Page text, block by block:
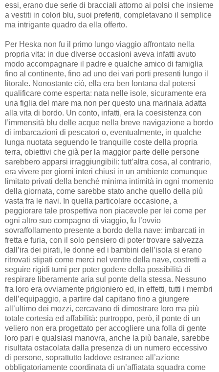
essi, erano due serie di bracciali attorno ai polsi che insieme
a vestiti in colori blu, suoi preferiti, completavano il semplice
ma intrigante quadro da ella offerto.
Per Heska non fu il primo lungo viaggio affrontato nella
propria vita: in due diverse occasioni aveva infatti avuto
modo accompagnare il padre e qualche amico di famiglia
fino al continente, fino ad uno dei vari porti presenti lungo il
litorale. Nonostante ciò, ella era ben lontana dal potersi
qualificare come esperta: nata nelle isole, sicuramente era
una figlia del mare ma non per questo una marinaia adatta
alla vita di bordo. Un conto, infatti, era la coesistenza con
l’immensità blu delle acque nella breve navigazione a bordo
di imbarcazioni di pescatori o, eventualmente, in qualche
lunga nuotata seguendo le tranquille coste della propria
terra, obiettivi che già per la maggior parte delle persone
sarebbero apparsi irraggiungibili: tutt’altra cosa, al contrario,
era vivere per giorni interi chiusi in un ambiente comunque
limitato privati della benché minima intimità in ogni momento
della giornata, come sarebbe stato anche quello della più
vasta fra le navi. In quella particolare occasione, a
peggiorare tale prospettiva non piacevole per lei come per
ogni altro suo compagno di viaggio, fu l’ovvio
sovraffollamento presente a bordo della nave: imbarcati in
fretta e furia, con il solo pensiero di poter trovare salvezza
dall’ira dei pirati, le donne ed i bambini dell’isola si erano
ritrovati stipati come merci nel ventre della nave, costretti a
seguire rigidi turni per poter godere della possibilità di
respirare liberamente aria sul ponte della stessa. Nessuno
fra loro era ovviamente prigioniero ed, in effetti, tutti i membri
dell’equipaggio, a partire dal capitano fino a giungere
all’ultimo dei mozzi, cercavano di dimostrare loro ma più
totale cortesia ed affabilità: purtroppo, però, il ponte di un
veliero non era progettato per accogliere una folla di gente
loro pari e qualsiasi manovra, anche la più banale, sarebbe
risultata ostacolata dalla presenza di un numero eccessivo
di persone, soprattutto laddove estranee all’azione
obbligatoriamente coordinata di un’affiatata squadra come